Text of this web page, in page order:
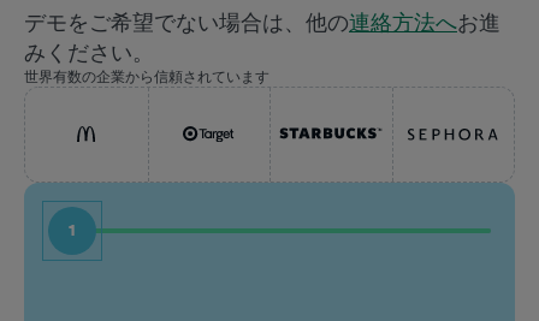
デモをご希望でない場合は、他の連絡方法へお進
みください。
世界有数の企業から信頼されています
1